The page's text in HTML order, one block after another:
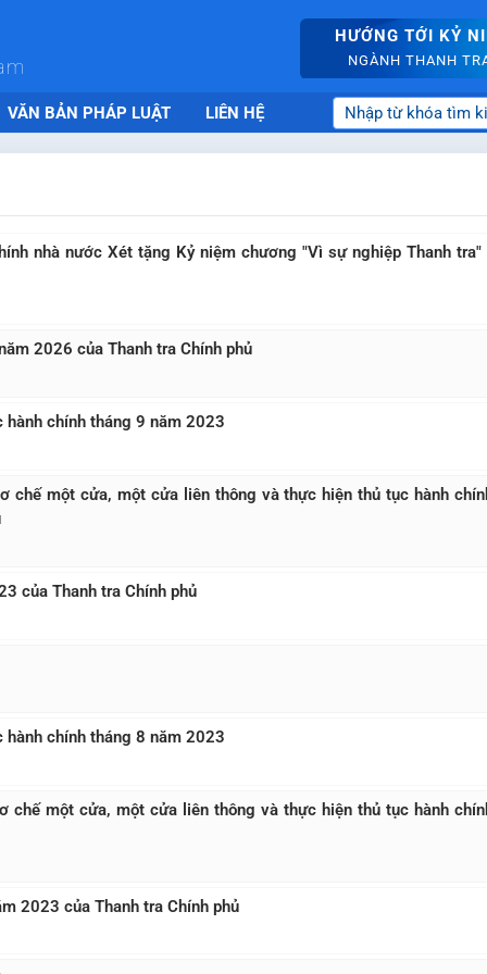
HƯỚNG TỚI KỶ
NGÀNH THANH
VĂN BẢN PHÁP LUẬT LIÊN HỆ
nhà nước Xét tặng Kỷ niệm chương "Vì sự nghiệp Thanh tra"
2026 của Thanh tra Chính phủ
chính tháng 9 năm 2023
chế một cửa, một cửa liên thông và thực hiện thủ tục hành
của Thanh tra Chính phủ
chính tháng 8 năm 2023
một cửa, một cửa liên thông và thực hiện thủ tục hành
2023 của Thanh tra Chính phủ